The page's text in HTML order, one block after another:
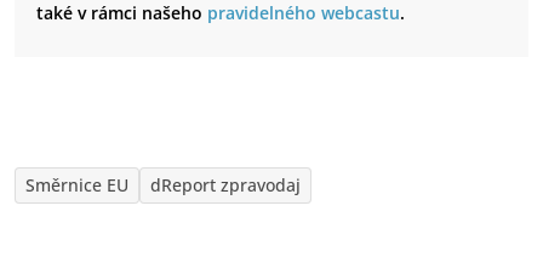
také v rámci našeho pravidelného webcastu.
Směrnice EU dReport zpravodaj